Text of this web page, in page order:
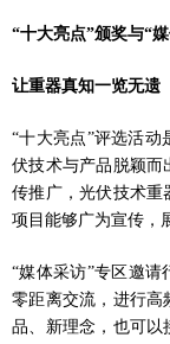
“十大亮点”颁奖与“
让重器真知一览无遗
“十大亮点”评选活动
伏技术与产品脱颖而
传推广，光伏技术重
项目能够广为宣传，
“媒体采访”专区邀
零距离交流，进行高
品、新理念，也可以